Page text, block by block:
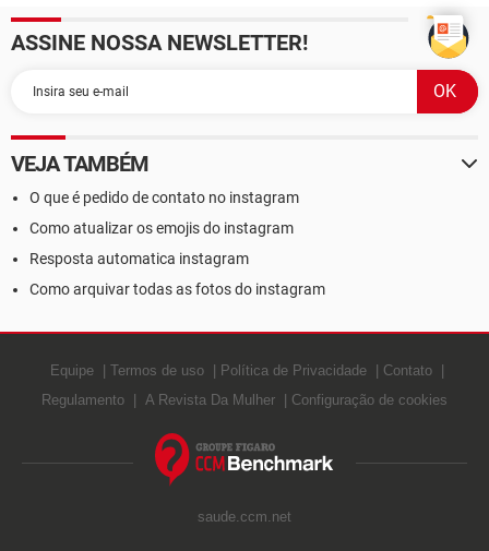
ASSINE NOSSA NEWSLETTER!
VEJA TAMBÉM
O que é pedido de contato no instagram
Como atualizar os emojis do instagram
Resposta automatica instagram
Como arquivar todas as fotos do instagram
Equipe Termos de uso Política de Privacidade
Contato
Regulamento
A Revista Da Mulher Configuração de cookies
saude.ccm.net